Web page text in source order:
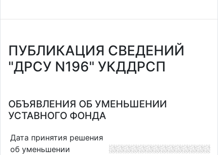
ПУБЛИКАЦИЯ СВЕДЕНИЙ
"ДРСУ N196" УКДДРСП
ОБЪЯВЛЕНИЯ ОБ УМЕНЬШЕНИИ
УСТАВНОГО ФОНДА
Дата принятия решения
об уменьшении